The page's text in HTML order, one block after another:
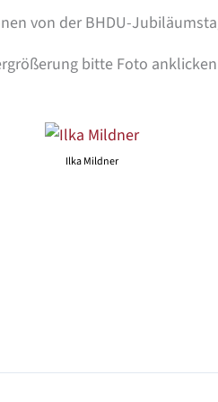
von der BHDU-
bitte Foto
Ilka Mildner